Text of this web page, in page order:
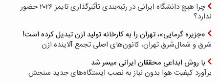
چرا هیچ دانشگاه ایرانی در رتبه‌بندی تأثیرگذاری تایمز ۲۰۲۶ حضور
ندارد؟
«جزیره گرمایی»، تهران را به کارخانه تولید ازن تبدیل کرده است!
شرق و شمال‌شرق تهران، کانون‌های اصلی تجمع آلاینده ازن
با روش ابداعی محققان ایرانی میسر شد
برآورد کیفیت هوا بدون نیاز به نصب ایستگاه‌های جدید سنجش